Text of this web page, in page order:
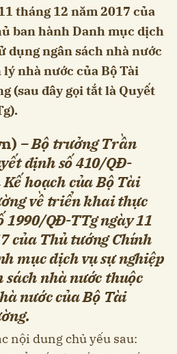
tháng 12 năm 2017 của
ban hành Danh mục dịch
dụng ngân sách nhà nước
nhà nước của Bộ Tài
(sau đây gọi tắt là Quyết
– Bộ trưởng Trần
định số 410/QĐ-
hoạch của Bộ Tài
về triển khai thực
1990/QĐ-TTg ngày 11
của Thủ tướng Chính
mục dịch vụ sự nghiệp
sách nhà nước thuộc
nước của Bộ Tài
nội dung chủ yếu sau: